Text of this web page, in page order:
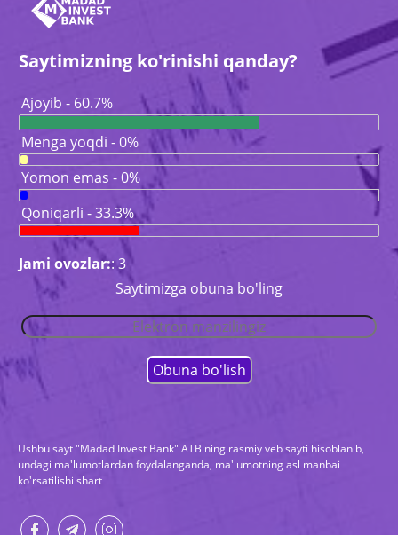
Saytimizning ko'rinishi qanday?
Ajoyib - 60.7%
Menga yoqdi - 0%
Yomon emas - 0%
Qoniqarli - 33.3%
Jami ovozlar:: 3
Saytimizga obuna bo'ling
Ushbu sayt "Madad Invest Bank" ATB ning rasmiy veb sayti hisoblanib,
undagi ma'lumotlardan foydalanganda, ma'lumotning asl manbai
ko'rsatilishi shart